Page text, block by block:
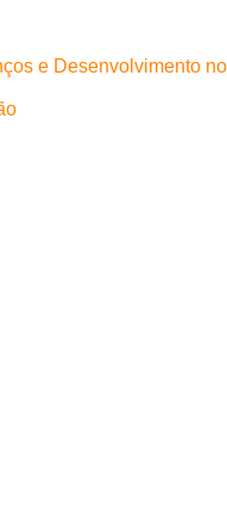
e Desenvolvimento